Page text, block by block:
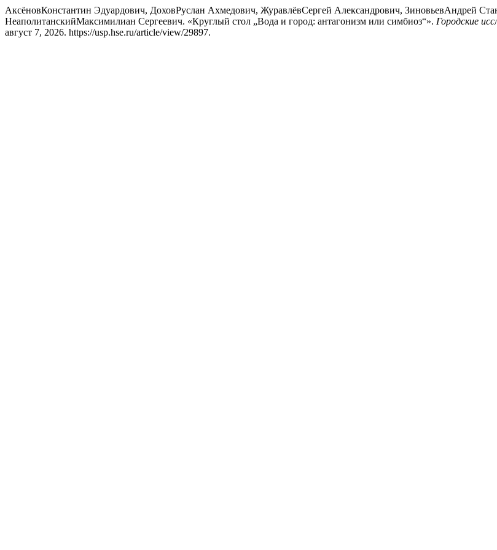
АксёновКонстантин Эдуардович, ДоховРуслан Ахмедович, ЖуравлёвСергей Александрович, ЗиновьевАндрей
НеаполитанскийМаксимилиан Сергеевич. «Круглый стол „Вода и город: антагонизм или симбиоз“». Городские
август 7, 2026. https://usp.hse.ru/article/view/29897.